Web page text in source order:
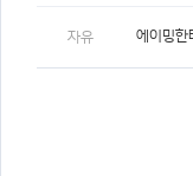
자유 에이밍한